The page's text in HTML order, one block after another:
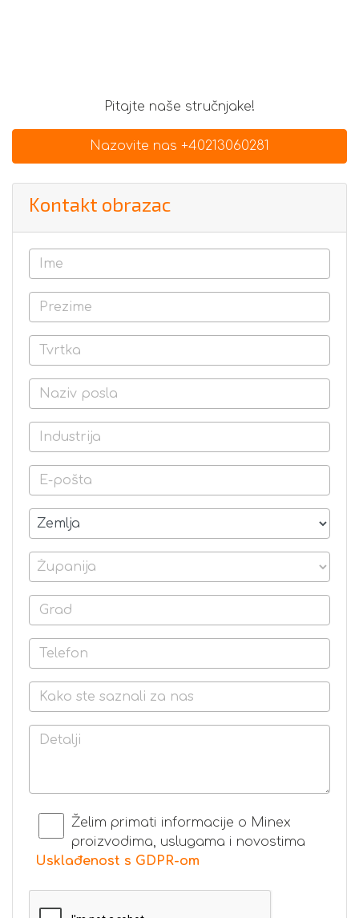
Pitajte naše stručnjake!
Nazovite nas +40213060281
Kontakt obrazac
Želim primati informacije o Minex
proizvodima, uslugama i novostima
Usklađenost s GDPR-om